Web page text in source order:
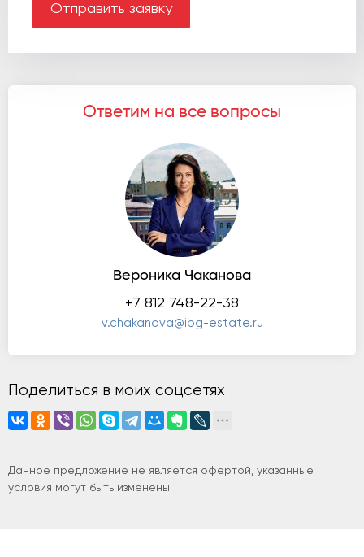
Отправить заявку
Ответим на все вопросы
Вероника Чаканова
+7 812 748-22-38
v.chakanova@ipg-estate.ru
Поделиться в моих соцсетях
Данное предложение не является офертой, указанные
условия могут быть изменены